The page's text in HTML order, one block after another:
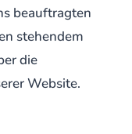
beauftragten
stehendem
die
Website.